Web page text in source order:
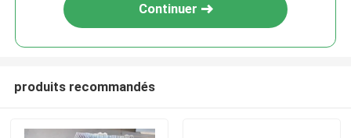
Continuer
produits recommandés